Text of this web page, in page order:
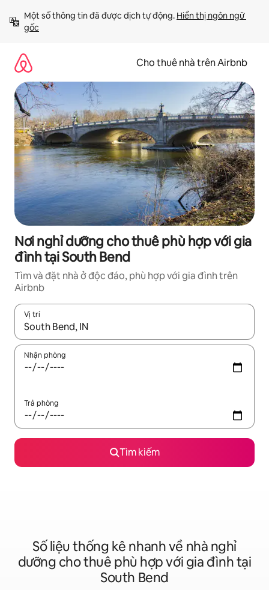
đến
Một số thông tin đã được dịch tự động. Hiển thị ngôn ngữ
gốc
Cho thuê nhà trên Airbnb
Nơi nghỉ dưỡng cho thuê phù hợp với gia
đình tại South Bend
Tìm và đặt nhà ở độc đáo, phù hợp với gia đình trên
Airbnb
Vị trí
Khi có kết quả, hãy điều hướng bằng phím mũi tên lên và
Nhận phòng
Trả phòng
Tìm kiếm
Số liệu thống kê nhanh về nhà nghỉ
dưỡng cho thuê phù hợp với gia đình tại
South Bend